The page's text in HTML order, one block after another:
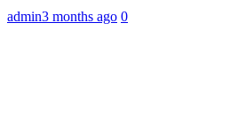
admin3 months ago 0